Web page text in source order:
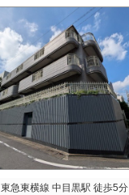
東急東横線 中目黒駅 徒歩5分